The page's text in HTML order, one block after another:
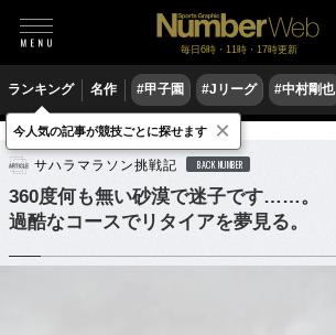
毎日6時・11時・17時更新
ランキング 名作 #甲子園 #Jリーグ #中村剛也
陸上 マラソン
サハラマラソン挑戦記 BACK NUMBER
360度何も無い砂漠で迷子です……。
過酷なコースでリタイアを夢見る。
今人気の記事が競技ごとに探せます ×